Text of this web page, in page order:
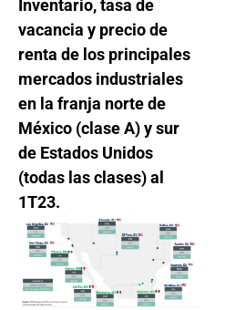
Inventario, tasa de
vacancia y precio de
renta de los principales
mercados industriales
en la franja norte de
México (clase A) y sur
de Estados Unidos
(todas las clases) al
1T23.